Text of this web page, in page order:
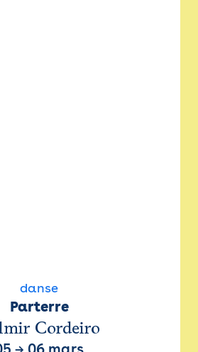
danse
Parterre
Cordeiro